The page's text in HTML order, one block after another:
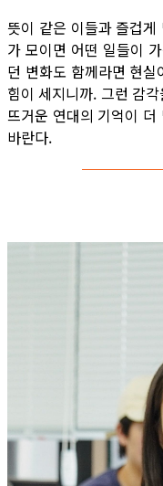
뜻이 같은 이들과 즐겁
가 모이면 어떤 일들이
던 변화도 함께라면 현
힘이 세지니까. 그런 감
뜨거운 연대의 기억이
바란다.